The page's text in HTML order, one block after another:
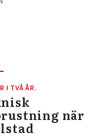
I TVÅ ÅR.
när